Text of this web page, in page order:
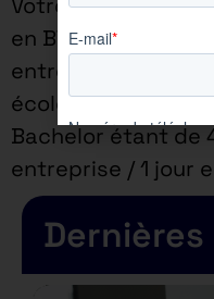
en BTS est de 3
entreprise / 2 jours
école et si vous
Bachelor étant de
entreprise / 1 jour